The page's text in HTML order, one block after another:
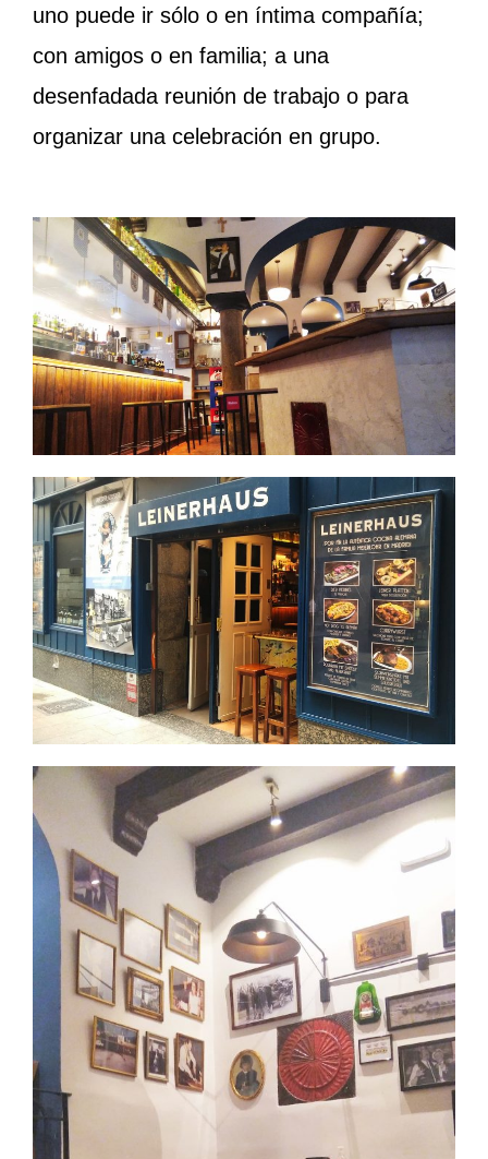
uno puede ir sólo o en íntima compañía;
con amigos o en familia; a una
desenfadada reunión de trabajo o para
organizar una celebración en grupo.